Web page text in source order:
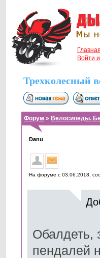
Главная
Войти
Трехколесный
Форум » Велосипеды.
Danu
На форуме с 03.06.2018,
Обалдеть,
пендалей